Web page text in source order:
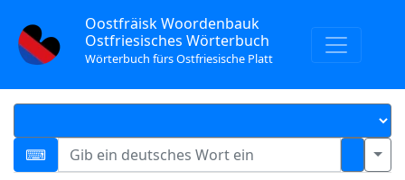
Oostfräisk Woordenbauk
Ostfriesisches Wörterbuch
Wörterbuch fürs Ostfriesische Platt